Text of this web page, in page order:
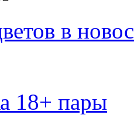
в
18+ пары